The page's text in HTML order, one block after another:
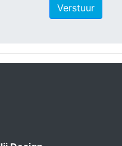
Verstuur